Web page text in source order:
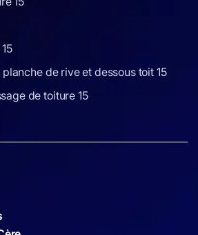
de rive et dessous toit 15
de toiture 15